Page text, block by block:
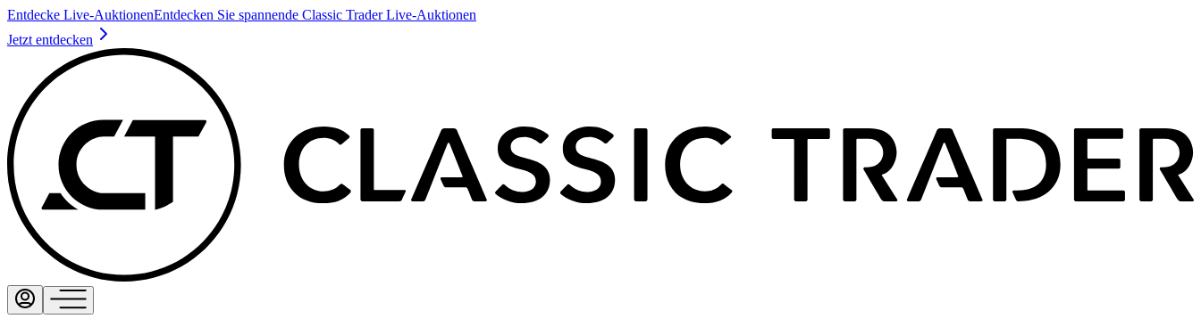
Entdecke Live-AuktionenEntdecken Sie spannende Classic Trader Live-Auktionen
Jetzt entdecken